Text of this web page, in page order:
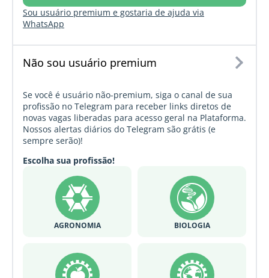
Sou usuário premium e gostaria de ajuda via
WhatsApp
Não sou usuário premium
Se você é usuário não-premium, siga o canal de sua
profissão no Telegram para receber links diretos de
novas vagas liberadas para acesso geral na Plataforma.
Nossos alertas diários do Telegram são grátis (e
sempre serão)!
Escolha sua profissão!
AGRONOMIA BIOLOGIA